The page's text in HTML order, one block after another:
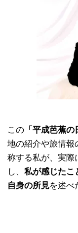
この 「平成芭蕉の
地の紹介や旅情報
称する私が、実際
し、 私が感じたこ
自身の所見を述べ